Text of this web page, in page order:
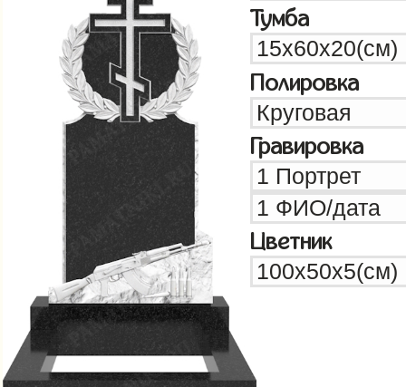
Тумба
Полировка
Гравировка
Цветник